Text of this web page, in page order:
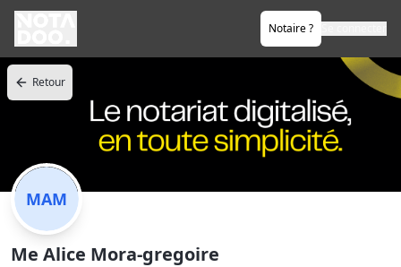
Notaire ?
Retour
MAM
Me Alice Mora-gregoire